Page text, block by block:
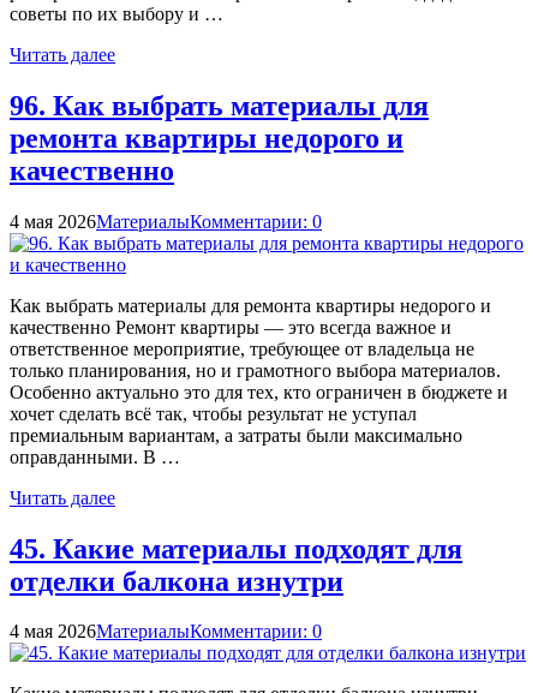
советы по их выбору и …
Читать далее
96. Как выбрать материалы для
ремонта квартиры недорого и
качественно
4 мая 2026МатериалыКомментарии: 0
Как выбрать материалы для ремонта квартиры недорого и
качественно Ремонт квартиры — это всегда важное и
ответственное мероприятие, требующее от владельца не
только планирования, но и грамотного выбора материалов.
Особенно актуально это для тех, кто ограничен в бюджете и
хочет сделать всё так, чтобы результат не уступал
премиальным вариантам, а затраты были максимально
оправданными. В …
Читать далее
45. Какие материалы подходят для
отделки балкона изнутри
4 мая 2026МатериалыКомментарии: 0